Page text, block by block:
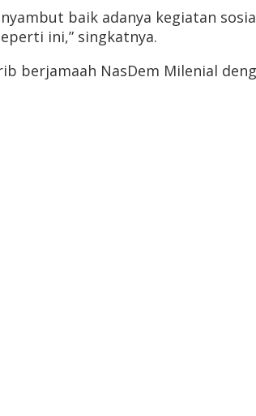
baik adanya kegiatan
ini,” singkatnya.
berjamaah NasDem Milenial